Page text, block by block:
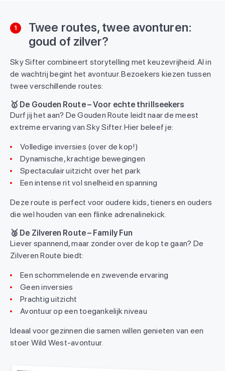
1
Twee routes, twee avonturen:
goud of zilver?
Sky Sifter combineert storytelling met keuzevrijheid. Al in
de wachtrij begint het avontuur. Bezoekers kiezen tussen
twee verschillende routes:
🥇 De Gouden Route – Voor echte thrillseekers
Durf jij het aan? De Gouden Route leidt naar de meest
extreme ervaring van Sky Sifter. Hier beleef je:
Volledige inversies (over de kop!)
Dynamische, krachtige bewegingen
Spectaculair uitzicht over het park
Een intense rit vol snelheid en spanning
Deze route is perfect voor oudere kids, tieners en ouders
die wel houden van een flinke adrenalinekick.
🥈 De Zilveren Route – Family Fun
Liever spannend, maar zonder over de kop te gaan? De
Zilveren Route biedt:
Een schommelende en zwevende ervaring
Geen inversies
Prachtig uitzicht
Avontuur op een toegankelijk niveau
Ideaal voor gezinnen die samen willen genieten van een
stoer Wild West-avontuur.